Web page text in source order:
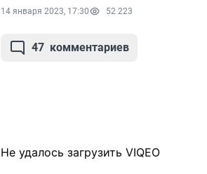
14 января 2023, 17:30 52 223
47 комментариев
Не удалось загрузить VIQEO